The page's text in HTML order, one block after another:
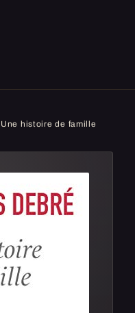
Une histoire de famille